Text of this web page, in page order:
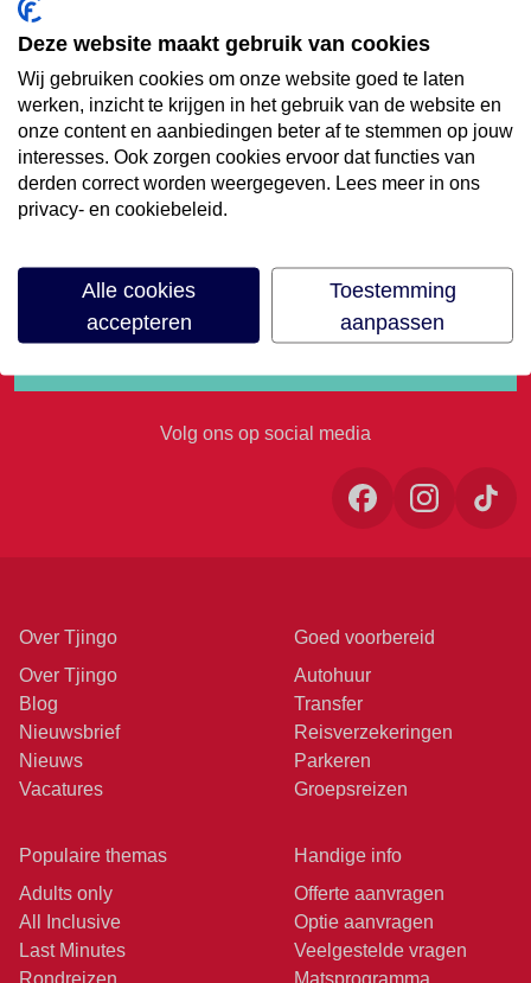
€35,- korting op je
volgende vakantie
Meld je aan voor onze nieuwsbrief
Volg ons op social media
Over Tjingo
Over Tjingo
Blog
Nieuwsbrief
Nieuws
Vacatures
Goed voorbereid
Autohuur
Transfer
Reisverzekeringen
Parkeren
Groepsreizen
Populaire themas
Adults only
All Inclusive
Last Minutes
Rondreizen
Handige info
Offerte aanvragen
Optie aanvragen
Veelgestelde vragen
Matsprogramma
Deze website maakt gebruik van cookies
Wij gebruiken cookies om onze website goed te laten
werken, inzicht te krijgen in het gebruik van de website en
onze content en aanbiedingen beter af te stemmen op jouw
interesses. Ook zorgen cookies ervoor dat functies van
derden correct worden weergegeven. Lees meer in ons
privacy- en cookiebeleid.
Alle cookies
accepteren
Toestemming
aanpassen